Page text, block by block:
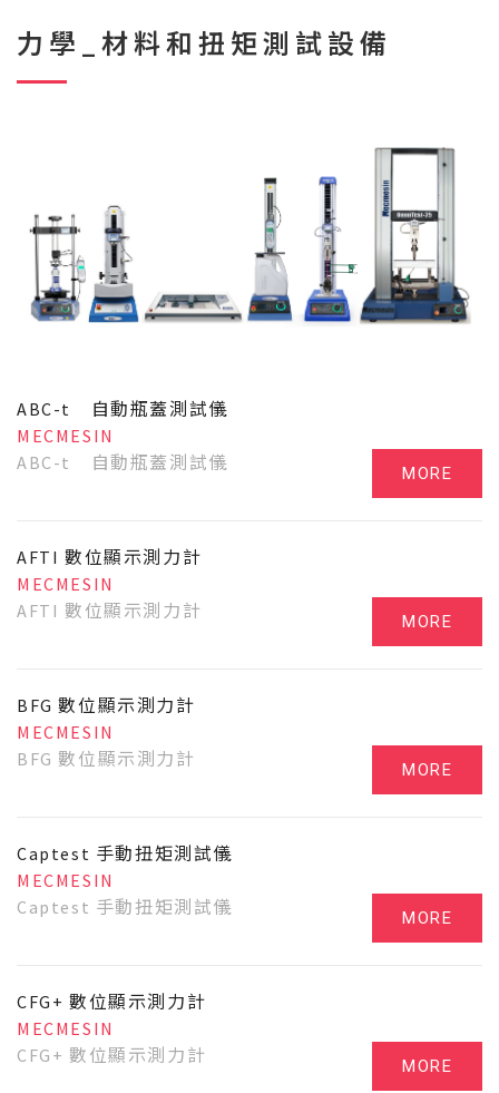
力學_材料和扭矩測試設備
ABC-t 自動瓶蓋測試儀
MECMESIN
ABC-t 自動瓶蓋測試儀
MORE
AFTI 數位顯示測力計
MECMESIN
AFTI 數位顯示測力計
MORE
BFG 數位顯示測力計
MECMESIN
BFG 數位顯示測力計
MORE
Captest 手動扭矩測試儀
MECMESIN
Captest 手動扭矩測試儀
MORE
CFG+ 數位顯示測力計
MECMESIN
CFG+ 數位顯示測力計
MORE